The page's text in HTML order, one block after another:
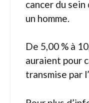
cancer du sein
un homme.
De 5,00 % à
auraient pour
transmise par